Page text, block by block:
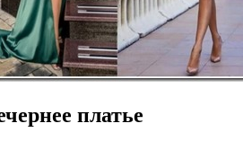
платье